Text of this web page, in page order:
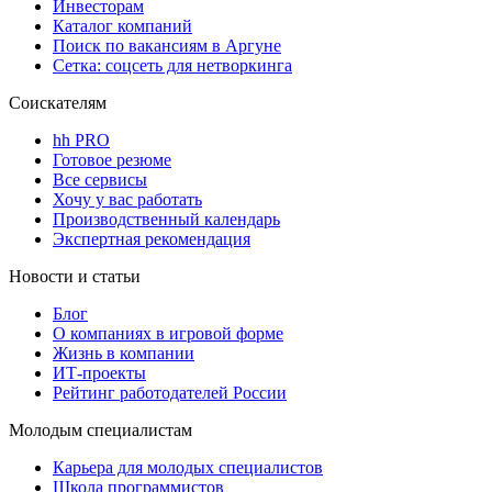
Инвесторам
Каталог компаний
Поиск по вакансиям в Аргуне
Сетка: соцсеть для нетворкинга
Соискателям
hh PRO
Готовое резюме
Все сервисы
Хочу у вас работать
Производственный календарь
Экспертная рекомендация
Новости и статьи
Блог
О компаниях в игровой форме
Жизнь в компании
ИТ-проекты
Рейтинг работодателей России
Молодым специалистам
Карьера для молодых специалистов
Школа программистов